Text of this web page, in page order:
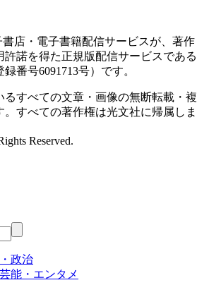
店・電子書籍配信サービスが、著作
諾を得た正規版配信サービスである
番号6091713号）です。
すべての文章・画像の無断転載・複
すべての著作権は光文社に帰属しま
Reserved.
政治
芸能・エンタメ